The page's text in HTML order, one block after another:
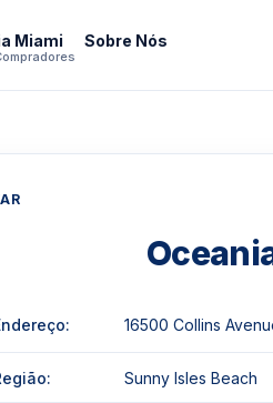
Miami Sobre Nós
16500 Collins
Sunny Isles Beach